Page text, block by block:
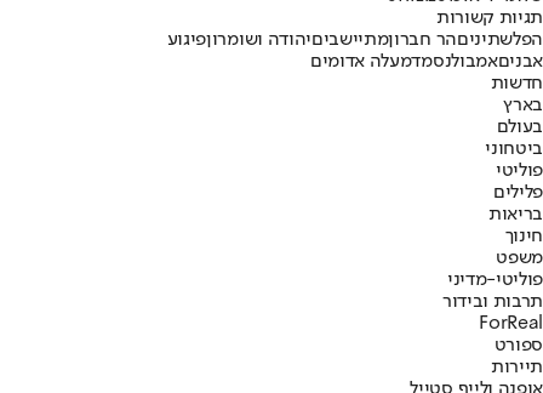
תגיות קשורות
הפלשתיניםהר חברוןמתיישביםיהודה ושומרוןפיגוע
אבניםאמבולנסמדמעלה אדומים
חדשות
בארץ
בעולם
ביטחוני
פוליטי
פלילים
בריאות
חינוך
משפט
פוליטי-מדיני
תרבות ובידור
ForReal
ספורט
תיירות